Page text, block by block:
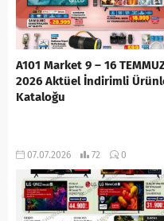
A101 Market 9 – 16
2026 Aktüel İndirimli
Kataloğu
07.07.2026 72 0